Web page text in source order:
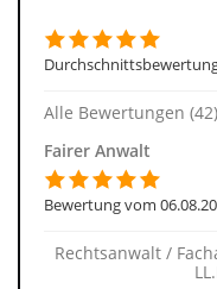
Alle Bewertungen (42)
Fairer Anwalt
Bewertung vom
Rechtsanwalt /